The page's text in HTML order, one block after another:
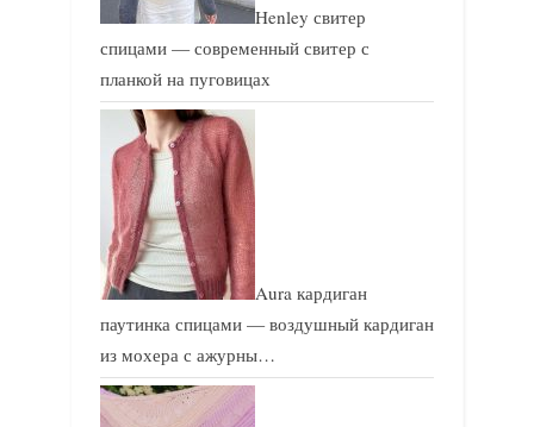
Henley свитер
спицами — современный свитер с
планкой на пуговицах
Aura кардиган
паутинка спицами — воздушный кардиган
из мохера с ажурны…